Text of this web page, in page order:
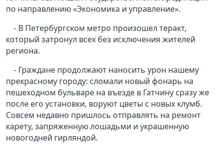
по направлению «Экономика и управление».
- В Петербургском метро произошел теракт,
который затронул всех без исключения жителей
региона.
- Граждане продолжают наносить урон нашему
прекрасному городу: сломали новый фонарь на
пешеходном бульваре на въезде в Гатчину сразу же
после его установки, воруют цветы с новых клумб.
Совсем недавно пришлось отправлять на ремонт
карету, запряженную лошадьми и украшенную
новогодней гирляндой.